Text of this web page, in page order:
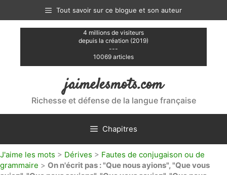
contenu
Tout savoir sur ce blogue et son auteur
4 millions de visiteurs
depuis la création (2019)
---
10069 articles
jaimelesmots.com
Richesse et défense de la langue française
Chapitres
J'aime les mots > Dérives > Fautes de conjugaison ou de
grammaire > On n'écrit pas : "Que nous ayions", "Que vous